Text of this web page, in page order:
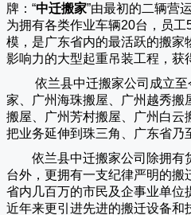
牌：“中迁搬家”由最初的二辆营
为拥有各类作业车辆20台，员
模，是广东省内的最活跃的搬家
影响力的大型起重吊装工程，获
依兰县中迁搬家公司成立
家、广州海珠搬屋、广州越秀搬
搬屋、广州芳村搬屋、广州白云
把业务延伸到珠三角、广东省乃
依兰县中迁搬家公司除拥有
台外，更拥有一支纪律严明的搬
省内几百万的市民及企事业单位
近年来更引进先进的搬迁设备和